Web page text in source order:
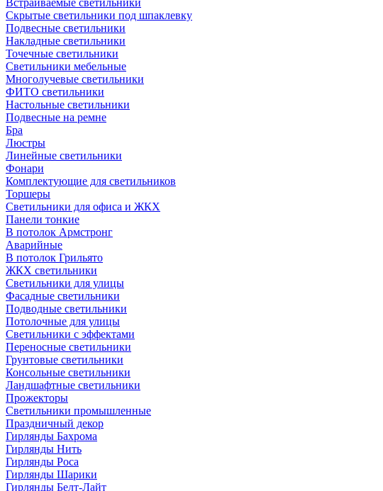
Встраиваемые светильники
Скрытые светильники под шпаклевку
Подвесные светильники
Накладные светильники
Точечные светильники
Светильники мебельные
Многолучевые светильники
ФИТО светильники
Настольные светильники
Подвесные на ремне
Бра
Люстры
Линейные светильники
Фонари
Комплектующие для светильников
Торшеры
Светильники для офиса и ЖКХ
Панели тонкие
В потолок Армстронг
Аварийные
В потолок Грильято
ЖКХ светильники
Светильники для улицы
Фасадные светильники
Подводные светильники
Потолочные для улицы
Светильники с эффектами
Переносные светильники
Грунтовые светильники
Консольные светильники
Ландшафтные светильники
Прожекторы
Светильники промышленные
Праздничный декор
Гирлянды Бахрома
Гирлянды Нить
Гирлянды Роса
Гирлянды Шарики
Гирлянды Белт-Лайт